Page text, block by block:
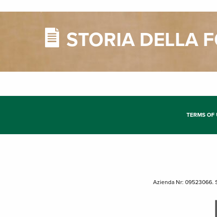
STORIA DELLA
TERMS OF
Azienda Nr: 09523066.